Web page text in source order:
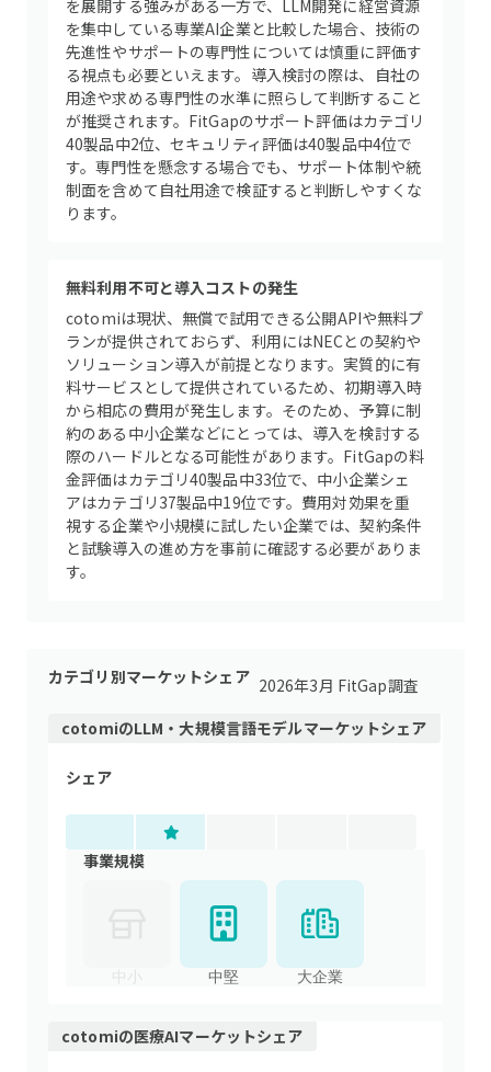
を展開する強みがある一方で、LLM開発に経営資源
を集中している専業AI企業と比較した場合、技術の
先進性やサポートの専門性については慎重に評価す
る視点も必要といえます。導入検討の際は、自社の
用途や求める専門性の水準に照らして判断すること
が推奨されます。FitGapのサポート評価はカテゴリ
40製品中2位、セキュリティ評価は40製品中4位で
す。専門性を懸念する場合でも、サポート体制や統
制面を含めて自社用途で検証すると判断しやすくな
ります。
無料利用不可と導入コストの発生
cotomiは現状、無償で試用できる公開APIや無料プ
ランが提供されておらず、利用にはNECとの契約や
ソリューション導入が前提となります。実質的に有
料サービスとして提供されているため、初期導入時
から相応の費用が発生します。そのため、予算に制
約のある中小企業などにとっては、導入を検討する
際のハードルとなる可能性があります。FitGapの料
金評価はカテゴリ40製品中33位で、中小企業シェ
アはカテゴリ37製品中19位です。費用対効果を重
視する企業や小規模に試したい企業では、契約条件
と試験導入の進め方を事前に確認する必要がありま
す。
カテゴリ別マーケットシェア 2026年3月 FitGap調査
cotomiのLLM・大規模言語モデルマーケットシェア
シェア
事業規模
中堅 大企業
cotomiの医療AIマーケットシェア